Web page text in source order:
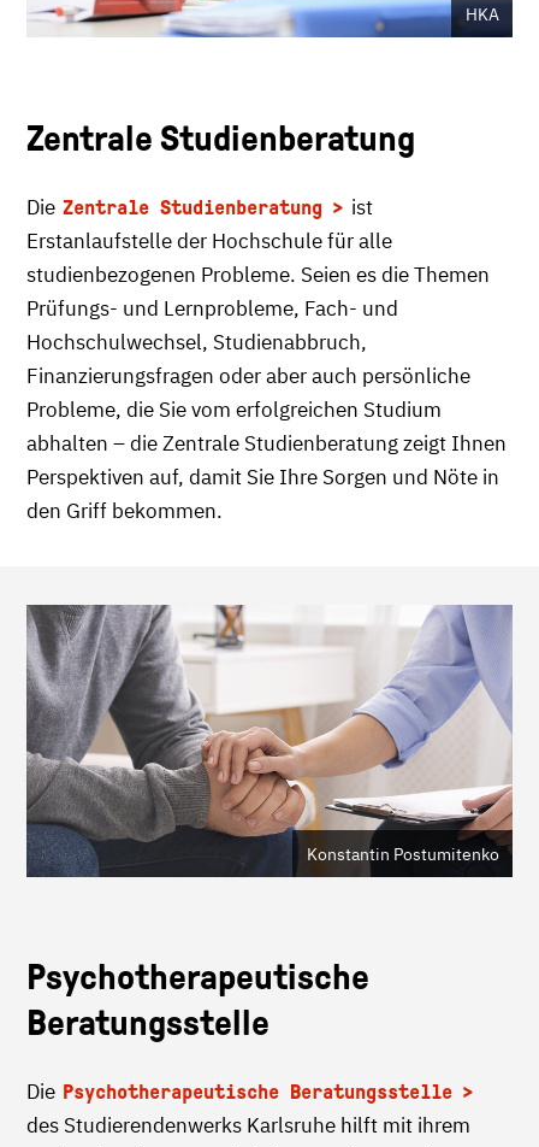
HKA
Zentrale Studienberatung
Die Zentrale Studienberatung
ist
Erstanlaufstelle der Hochschule für alle
studienbezogenen Probleme. Seien es die Themen
Prüfungs- und Lernprobleme, Fach- und
Hochschulwechsel, Studienabbruch,
Finanzierungsfragen oder aber auch persönliche
Probleme, die Sie vom erfolgreichen Studium
abhalten – die Zentrale Studienberatung zeigt Ihnen
Perspektiven auf, damit Sie Ihre Sorgen und Nöte in
den Griff bekommen.
Konstantin Postumitenko
Psychotherapeutische
Beratungsstelle
Die Psychotherapeutische Beratungsstelle
des Studierendenwerks Karlsruhe hilft mit ihrem